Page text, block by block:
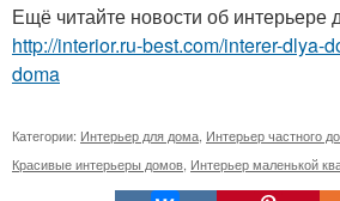
Ещё читайте новости об интерьере
http://interior.ru-best.com/interer-dlya-
doma
Категории: Интерьер для дома Интерьер частного
Красивые интерьеры домов Интерьер маленькой